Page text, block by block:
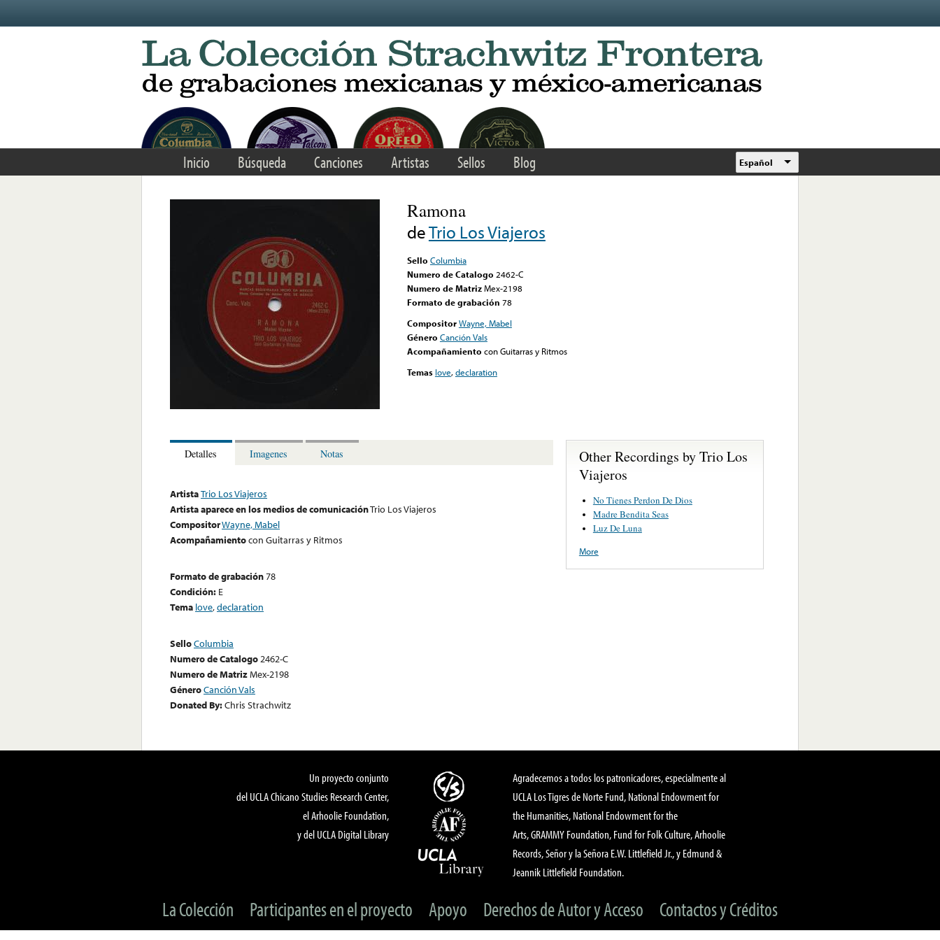
Inicio Búsqueda Canciones Artistas Sellos Blog Español
Ramona
deTrio Los Viajeros
Sello Columbia
Numero de Catalogo 2462-C
Numero de MatrizMex-2198
Formato de grabación 78
CompositorWayne, Mabel
Género Canción Vals
Acompañamiento con Guitarras y Ritmos
Temas love,declaration
Detalles Imagenes Notas
ArtistaTrio Los Viajeros
Artista aparece en los medios de comunicaciónTrio Los Viajeros
CompositorWayne, Mabel
Acompañamientocon Guitarras y Ritmos
Formato de grabación78
Condición: E
Tema love,declaration
SelloColumbia
Numero de Catalogo2462-C
Numero de MatrizMex-2198
GéneroCanción Vals
Donated By:Chris Strachwitz
Other Recordings by Trio Los
Viajeros
No Tienes Perdon De Dios
Madre Bendita Seas
Luz De Luna
More
Un proyecto conjunto
del UCLA Chicano Studies Research Center,
el Arhoolie Foundation,
y del UCLA Digital Library
Agradecemos a todos los patronicadores, especialmente al
UCLA Los Tigres de Norte Fund, National Endowment for
the Humanities, National Endowment for the
Arts, GRAMMY Foundation, Fund for Folk Culture, Arhoolie
Records, Señor y la Señora E.W. Littlefield Jr., y Edmund &
Jeannik Littlefield Foundation.
La Colección Participantes en el proyecto Apoyo Derechos de Autor y Acceso Contactos y Créditos